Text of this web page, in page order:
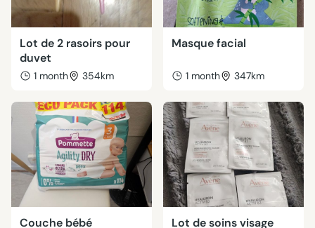
Lot de 2 rasoirs pour
duvet
1 month 354km
Masque facial
1 month 347km
Couche bébé
Lot de soins visage